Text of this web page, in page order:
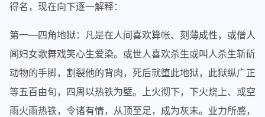
得名，现在向下逐一解释：
第一—四角地狱：凡是在人间喜欢算帐、刻薄成性，或僧人
闻妇女歌舞戏笑心生爱染。或世人喜欢杀生或叫人杀生斩斫
动物的手脚，割裂他的背肉，死后就堕此地狱，此狱纵广正
等五百由旬，四周以热铁为壁。上火彻下，下火烧上、或空
雨火雨热铁，令诸有情，从顶至足，成为灰末。业力所感，